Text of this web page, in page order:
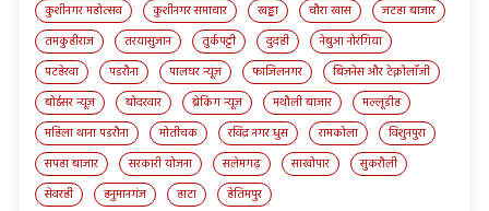
कुशीनगर महोत्सव
कुशीनगर समाचार खड्डा चौरा खास
जटहा बाजार
तमकुहीराज
तरयासुजान तुर्कपट्टी दुदही
नेबुआ नोरंगिया
पटहेरवा
पड़रौना पालघर न्यूज़ फाजिलनगर
बिज़नेस और टेक्नोलॉजी
बोईसर न्यूज़
बोदरवार ब्रेकिंग न्यूज़ मथौली बाजार
मल्लूडीह
महिला थाना पड़रौना
मोतीचक रविंद्र नगर धुस रामकोला
विशुनपुरा
सपहा बाजार
सरकारी योजना सलेमगढ़ साखोपार
सुकरौली
सेवरही
हनुमानगंज हाटा हेतिमपुर